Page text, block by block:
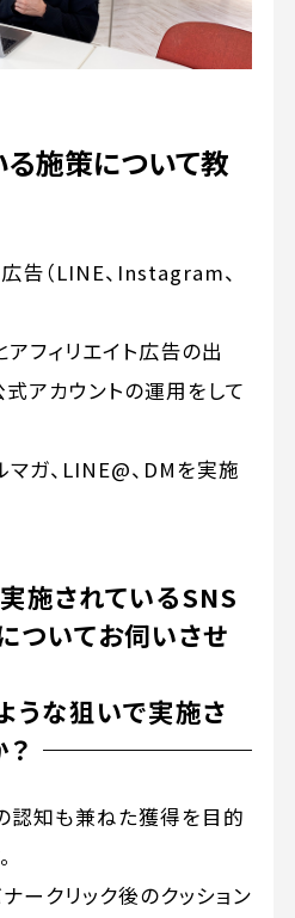
施策について教
告（LINE、Instagram、
フィリエイト広告の出
アカウントの運用をして
マガ、LINE@、DMを実施
施されているSNS
ついてお伺いさせ
うな狙いで実施さ
認知も兼ねた獲得を目的
ークリック後のクッション